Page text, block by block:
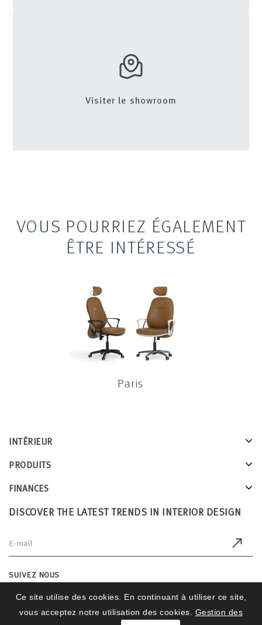
Visiter le showroom
VOUS POURRIEZ ÉGALEMENT
ÊTRE INTÉRESSÉ
Paris
INTÉRIEUR
PRODUITS
FINANCES
DISCOVER THE LATEST TRENDS IN INTERIOR DESIGN
SUIVEZ NOUS
Ce site utilise des cookies. En continuant à utiliser ce site,
vous acceptez notre utilisation des cookies.
Gestion des